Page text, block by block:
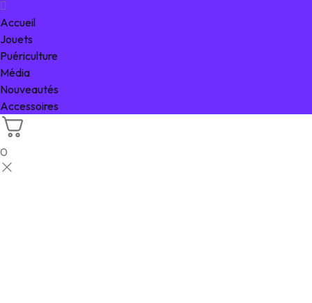
Accueil
Jouets
Puériculture
Média
Nouveautés
Accessoires
0